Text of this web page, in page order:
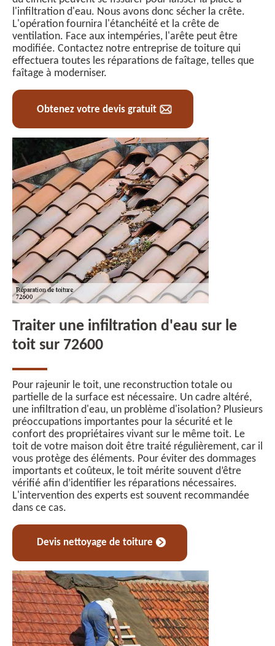
l'infiltration d'eau. Nous avons donc sécher la crête.
L'opération fournira l'étanchéité et la crête de
ventilation. Face aux intempéries, l'arête peut être
modifiée. Contactez notre entreprise de toiture qui
effectuera toutes les réparations de faîtage, telles que
faîtage à moderniser.
Obtenez votre devis gratuit
Traiter une infiltration d'eau sur le
toit sur 72600
Pour rajeunir le toit, une reconstruction totale ou
partielle de la surface est nécessaire. Un cadre altéré,
une infiltration d'eau, un problème d'isolation? Plusieurs
préoccupations importantes pour la sécurité et le
confort des propriétaires vivant sur le même toit. Le
toit de votre maison doit être traité régulièrement, car il
vous protège des éléments. Pour éviter des dommages
importants et coûteux, le toit mérite souvent d’être
vérifié afin d’identifier les réparations nécessaires.
L'intervention des experts est souvent recommandée
dans ce cas.
Devis nettoyage de toiture